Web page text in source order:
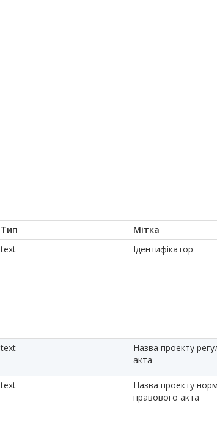
Тип Мітка
text Ідентифікатор
text
Назва проекту
акта
text
Назва проекту
правового акта